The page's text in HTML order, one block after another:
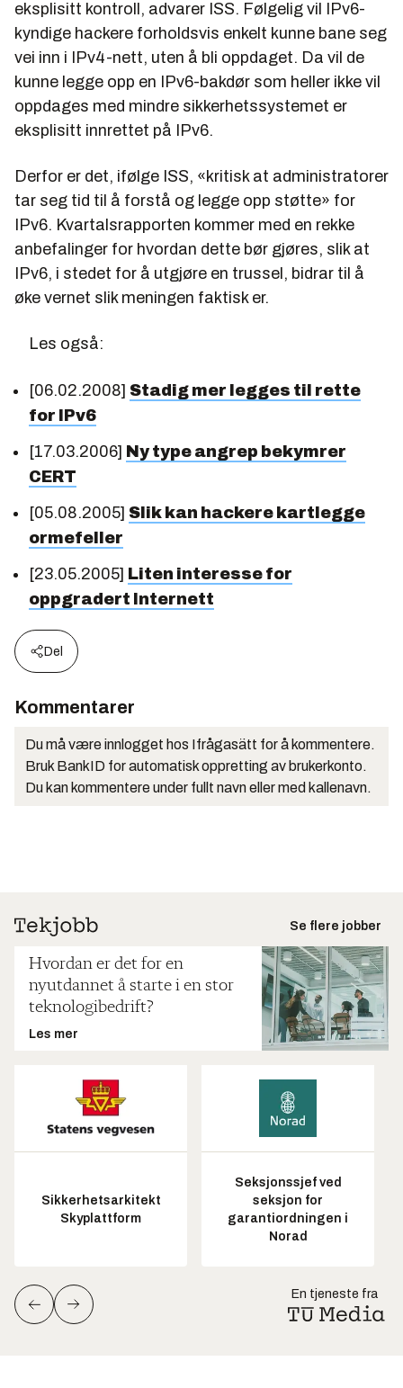
eksplisitt kontroll, advarer ISS. Følgelig vil IPv6-
kyndige hackere forholdsvis enkelt kunne bane seg
vei inn i IPv4-nett, uten å bli oppdaget. Da vil de
kunne legge opp en IPv6-bakdør som heller ikke vil
oppdages med mindre sikkerhetssystemet er
eksplisitt innrettet på IPv6.
Derfor er det, ifølge ISS, «kritisk at administratorer
tar seg tid til å forstå og legge opp støtte» for
IPv6. Kvartalsrapporten kommer med en rekke
anbefalinger for hvordan dette bør gjøres, slik at
IPv6, i stedet for å utgjøre en trussel, bidrar til å
øke vernet slik meningen faktisk er.
Les også:
[06.02.2008] Stadig mer legges til rette
for IPv6
[17.03.2006] Ny type angrep bekymrer
CERT
[05.08.2005] Slik kan hackere kartlegge
ormefeller
[23.05.2005] Liten interesse for
oppgradert Internett
Del
Kommentarer
Du må være innlogget hos Ifrågasätt for å kommentere.
Bruk BankID for automatisk oppretting av brukerkonto.
Du kan kommentere under fullt navn eller med kallenavn.
Se flere jobber
Hvordan er det for en
nyutdannet å starte i en stor
teknologibedrift?
Les mer
Sikkerhetsarkitekt
Skyplattform
Seksjonssjef ved
seksjon for
garantiordningen i
Norad
En tjeneste fra